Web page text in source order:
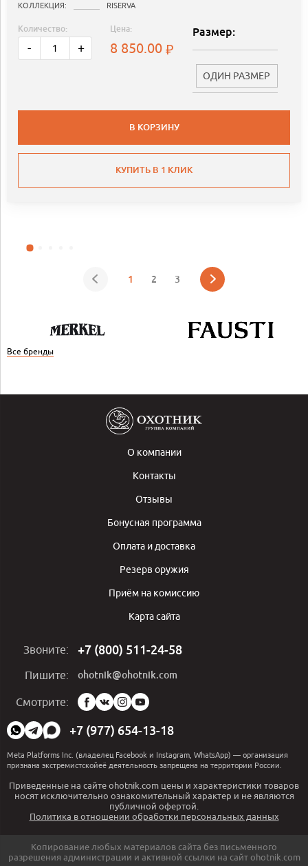
КОЛЛЕКЦИЯ:
RISERVA
Количество:
- +
Цена:
8 850.00
Размер:
ОДИН РАЗМЕР
В КОРЗИНУ
КУПИТЬ В 1 КЛИК
1 2 3
Все бренды
О компании
Контакты
Отзывы
Бонусная программа
Оплата и доставка
Резерв оружия
Приём на комиссию
Карта сайта
Звоните: +7 (800) 511-24-58
Пишите: ohotnik@ohotnik.com
Смотрите:
Мы
в
социальных
сетях:
+7 (977) 654-13-18
Meta Platforms Inc. (владелец Facebook и Instagram, WhatsApp) — организация
признана экстремистскойеё деятельность запрещена на территории России.
Приведенные на сайте ohotnik.com цены и характеристики товаров
носят исключительно ознакомительный характер и не являются
публичной офертой.
Политика в отношении обработки персональных данных
Копирование любых материалов сайта без письменного
разрешения администрации и активной ссылки на сайт ohotnik.com